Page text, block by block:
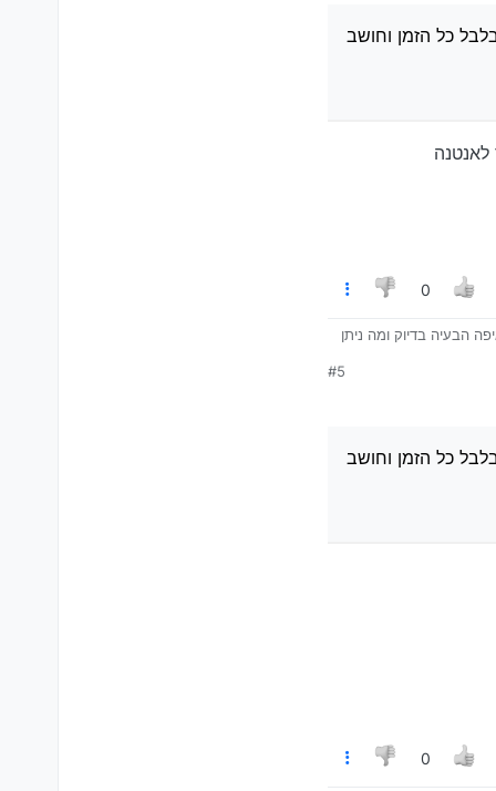
כל הזמן וחושב
0
אם מישהו יודע איפה הבעיה בדיוק ומה ניתן
איפה הבעיה?
כל הזמן וחושב שאני
#5
כל הזמן וחושב
0